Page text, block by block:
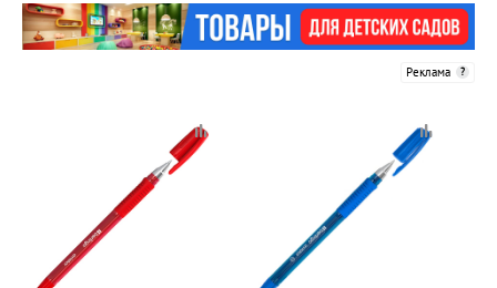
Реклама